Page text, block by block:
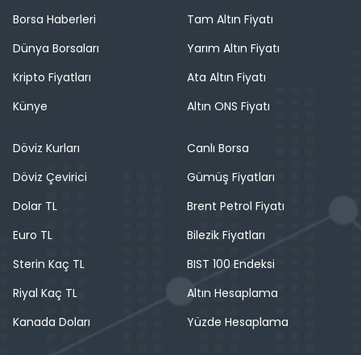
Borsa Haberleri
Dünya Borsaları
Kripto Fiyatları
Künye
Tam Altın Fiyatı
Yarım Altın Fiyatı
Ata Altın Fiyatı
Altın ONS Fiyatı
Döviz Kurları
Döviz Çevirici
Dolar TL
Euro TL
Sterin Kaç TL
Riyal Kaç TL
Kanada Doları
Canlı Borsa
Gümüş Fiyatları
Brent Petrol Fiyatı
Bilezik Fiyatları
BIST 100 Endeksi
Altın Hesaplama
Yüzde Hesaplama